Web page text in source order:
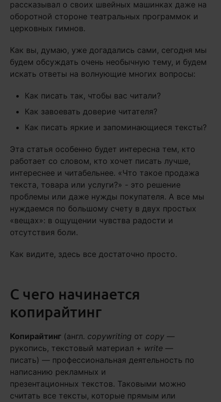
рассказывал о своих швейных машинках даже на
оборотной стороне театральных программок и
церковных гимнов.
Как вы, думаю, уже догадались сами, сегодня мы
будем обсуждать очень необычную тему, и будем
искать ответы на волнующие многих вопросы:
Как писать так, чтобы вас читали?
Как завоевать доверие читателя?
Как писать яркие и запоминающиеся тексты?
Эта статья особенно будет интересна тем, кто
работает со словом, кто хочет писать лучше,
интереснее и читабельнее. «Что такое продажа
текста, товара или услуги?» - это решение
проблемы или даже нужды покупателя. А все мы
нуждаемся по большому счету в двух простых
«вещах»: в ощущении чувства радости и
отсутствия боли.
Как видите, здесь все достаточно просто.
С чего начинается
копирайтинг
Копирайтинг (англ. copywriting от copy —
рукопись, текстовый материал + write —
писать) — профессиональная деятельность по
написанию рекламных и
презентационных текстов. Таковыми можно
считать все тексты, которые прямым или